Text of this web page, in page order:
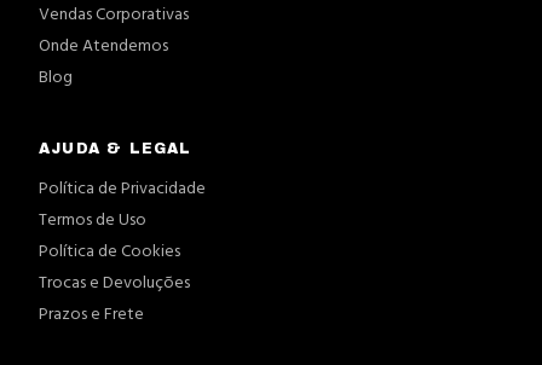
Vendas Corporativas
Onde Atendemos
Blog
AJUDA & LEGAL
Política de Privacidade
Termos de Uso
Política de Cookies
Trocas e Devoluções
Prazos e Frete